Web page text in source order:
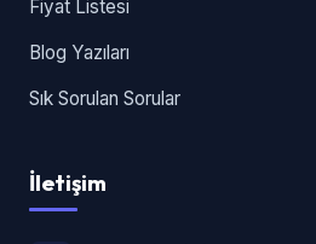
Fiyat Listesi
Blog Yazıları
Sık Sorulan Sorular
İletişim